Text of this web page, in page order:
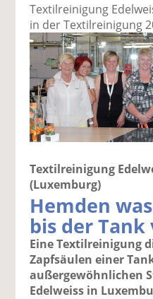
Textilreinigung
in der Textilreinigung
Textilreinigung
(Luxemburg)
Hemden
bis der
Eine Textilreinigung
Zapfsäulen einer
außergewöhnlichen
Edelweiss in